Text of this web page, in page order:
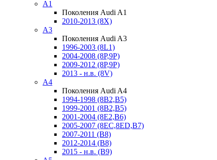
A1
Поколения Audi A1
2010-2013 (8X)
A3
Поколения Audi A3
1996-2003 (8L1)
2004-2008 (8P,9P)
2009-2012 (8P,9P)
2013 - н.в. (8V)
A4
Поколения Audi A4
1994-1998 (8B2,B5)
1999-2001 (8B2,B5)
2001-2004 (8E2,B6)
2005-2007 (8EC,8ED,B7)
2007-2011 (B8)
2012-2014 (B8)
2015 - н.в. (B9)